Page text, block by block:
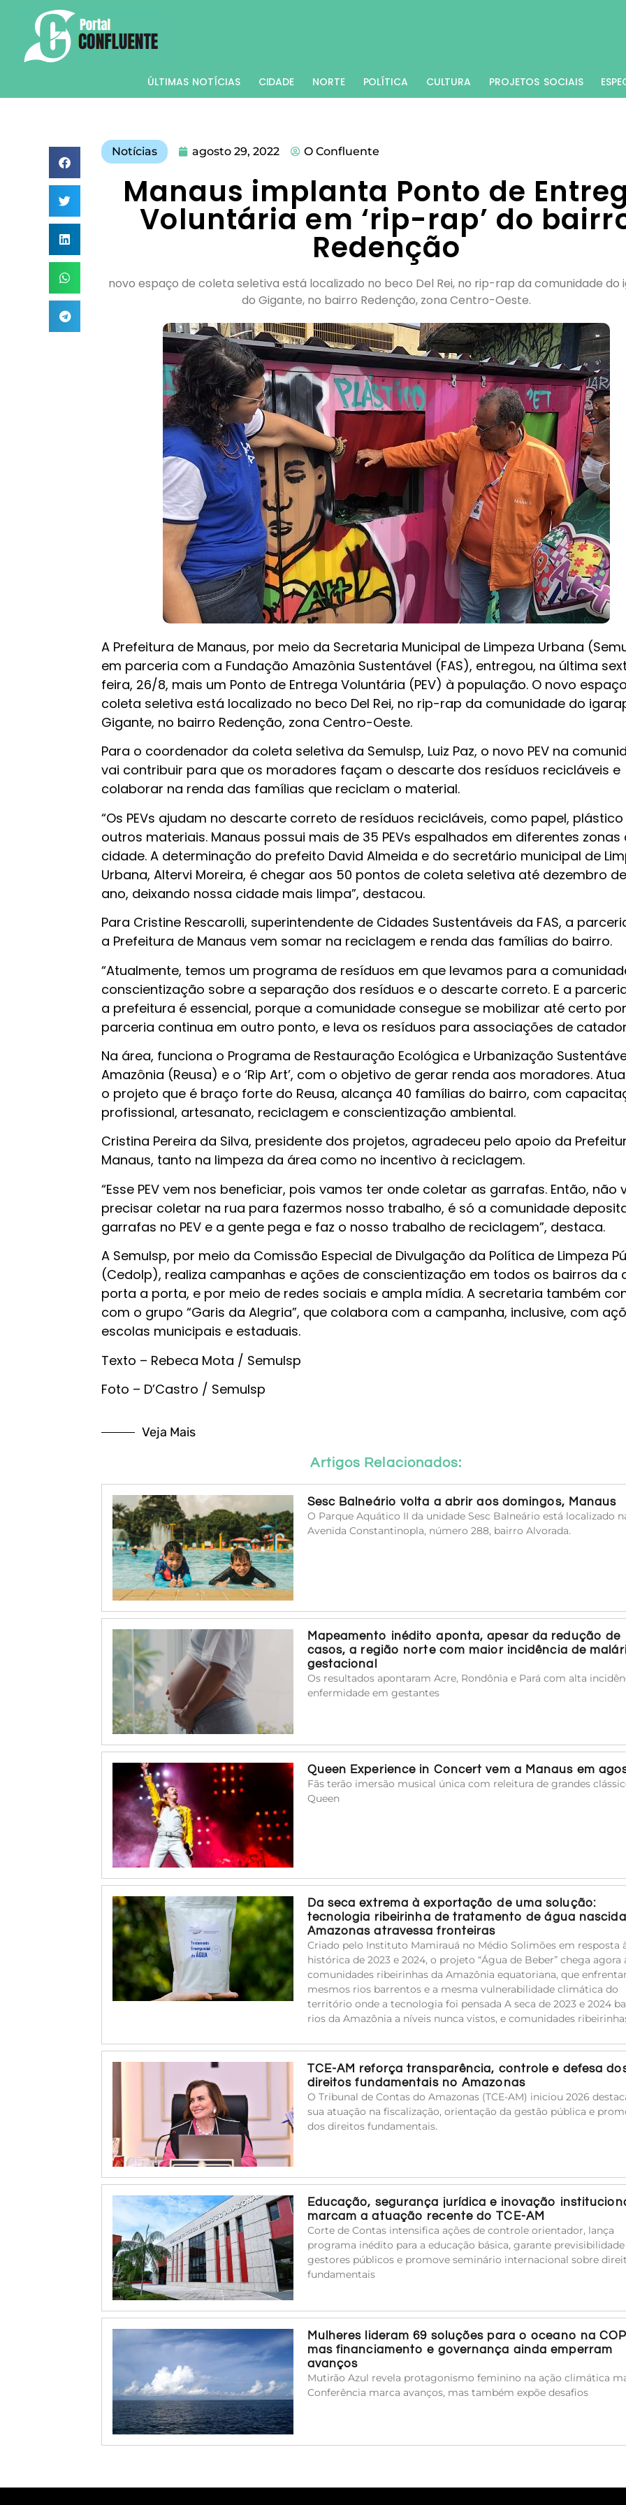
ÚLTIMAS NOTÍCIAS CIDADE NORTE POLÍTICA CULTURA PROJETOS SOCIAIS
Notícias agosto 29, 2022 O Confluente
Manaus implanta Ponto de
Voluntária em ‘rip-rap’ do
Redenção
novo espaço de coleta seletiva está localizado no beco Del Rei, no rip-rap da comunidade do
do Gigante, no bairro Redenção, zona Centro-Oeste.
A Prefeitura de Manaus, por meio da Secretaria Municipal de Limpeza Urbana
em parceria com a Fundação Amazônia Sustentável (FAS), entregou, na última
feira, 26/8, mais um Ponto de Entrega Voluntária (PEV) à população. O novo
coleta seletiva está localizado no beco Del Rei, no rip-rap da comunidade do
Gigante, no bairro Redenção, zona Centro-Oeste.
Para o coordenador da coleta seletiva da Semulsp, Luiz Paz, o novo PEV na
vai contribuir para que os moradores façam o descarte dos resíduos recicláveis e
colaborar na renda das famílias que reciclam o material.
“Os PEVs ajudam no descarte correto de resíduos recicláveis, como papel, plástico
outros materiais. Manaus possui mais de 35 PEVs espalhados em diferentes zonas
cidade. A determinação do prefeito David Almeida e do secretário municipal de
Urbana, Altervi Moreira, é chegar aos 50 pontos de coleta seletiva até dezembro
ano, deixando nossa cidade mais limpa”, destacou.
Para Cristine Rescarolli, superintendente de Cidades Sustentáveis da FAS, a
a Prefeitura de Manaus vem somar na reciclagem e renda das famílias do bairro.
“Atualmente, temos um programa de resíduos em que levamos para a
conscientização sobre a separação dos resíduos e o descarte correto. E a
a prefeitura é essencial, porque a comunidade consegue se mobilizar até certo
parceria continua em outro ponto, e leva os resíduos para associações de
Na área, funciona o Programa de Restauração Ecológica e Urbanização
Amazônia (Reusa) e o ‘Rip Art’, com o objetivo de gerar renda aos moradores.
o projeto que é braço forte do Reusa, alcança 40 famílias do bairro, com
profissional, artesanato, reciclagem e conscientização ambiental.
Cristina Pereira da Silva, presidente dos projetos, agradeceu pelo apoio da
Manaus, tanto na limpeza da área como no incentivo à reciclagem.
“Esse PEV vem nos beneficiar, pois vamos ter onde coletar as garrafas. Então, não
precisar coletar na rua para fazermos nosso trabalho, é só a comunidade
garrafas no PEV e a gente pega e faz o nosso trabalho de reciclagem”, destaca.
A Semulsp, por meio da Comissão Especial de Divulgação da Política de Limpeza
(Cedolp), realiza campanhas e ações de conscientização em todos os bairros da
porta a porta, e por meio de redes sociais e ampla mídia. A secretaria também
com o grupo “Garis da Alegria”, que colabora com a campanha, inclusive, com
escolas municipais e estaduais.
Texto – Rebeca Mota / Semulsp
Foto – D’Castro / Semulsp
Veja Mais
Artigos Relacionados:
Sesc Balneário volta a abrir aos domingos, Manaus
O Parque Aquático II da unidade Sesc Balneário está localizado
Avenida Constantinopla, número 288, bairro Alvorada.
Mapeamento inédito aponta, apesar da redução de
casos, a região norte com maior incidência de
gestacional
Os resultados apontaram Acre, Rondônia e Pará com alta
enfermidade em gestantes
Queen Experience in Concert vem a Manaus em
Fãs terão imersão musical única com releitura de grandes
Queen
Da seca extrema à exportação de uma solução:
tecnologia ribeirinha de tratamento de água
Amazonas atravessa fronteiras
Criado pelo Instituto Mamirauá no Médio Solimões em resposta
histórica de 2023 e 2024, o projeto “Água de Beber” chega agora
comunidades ribeirinhas da Amazônia equatoriana, que
mesmos rios barrentos e a mesma vulnerabilidade climática do
território onde a tecnologia foi pensada A seca de 2023 e 2024
rios da Amazônia a níveis nunca vistos, e comunidades
TCE-AM reforça transparência, controle e defesa
direitos fundamentais no Amazonas
O Tribunal de Contas do Amazonas (TCE-AM) iniciou 2026
sua atuação na fiscalização, orientação da gestão pública e
dos direitos fundamentais.
Educação, segurança jurídica e inovação
marcam a atuação recente do TCE-AM
Corte de Contas intensifica ações de controle orientador, lança
programa inédito para a educação básica, garante previsibilidade
gestores públicos e promove seminário internacional sobre
fundamentais
Mulheres lideram 69 soluções para o oceano na
mas financiamento e governança ainda emperram
avanços
Mutirão Azul revela protagonismo feminino na ação climática
Conferência marca avanços, mas também expõe desafios